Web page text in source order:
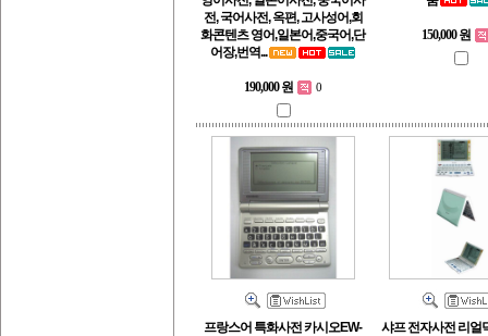
전, 국어사전, 옥편, 고사성어,회
화콘텐츠 영어,일본어,중국어,단
어장,번역...
190,000 원 0
150,000 원
프랑스어 특화사전 카시오EW-
샤프 전자사전 리얼